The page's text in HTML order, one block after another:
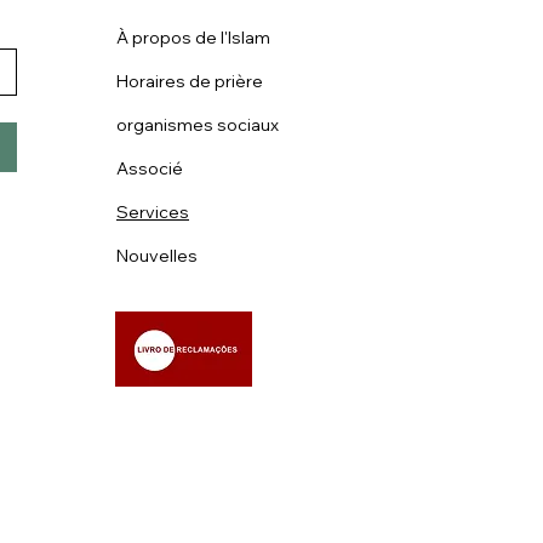
À propos de l'Islam
Horaires de prière
organismes sociaux
Associé
Services
Nouvelles